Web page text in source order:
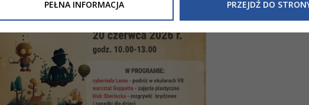
Niniejsza informacja nie wymaga od Państwa żadnych dodatkowych działań.
PEŁNA INFORMACJA PRZEJDŹ DO